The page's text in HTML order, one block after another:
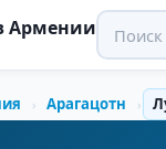
Армении
› Арагацотн ›